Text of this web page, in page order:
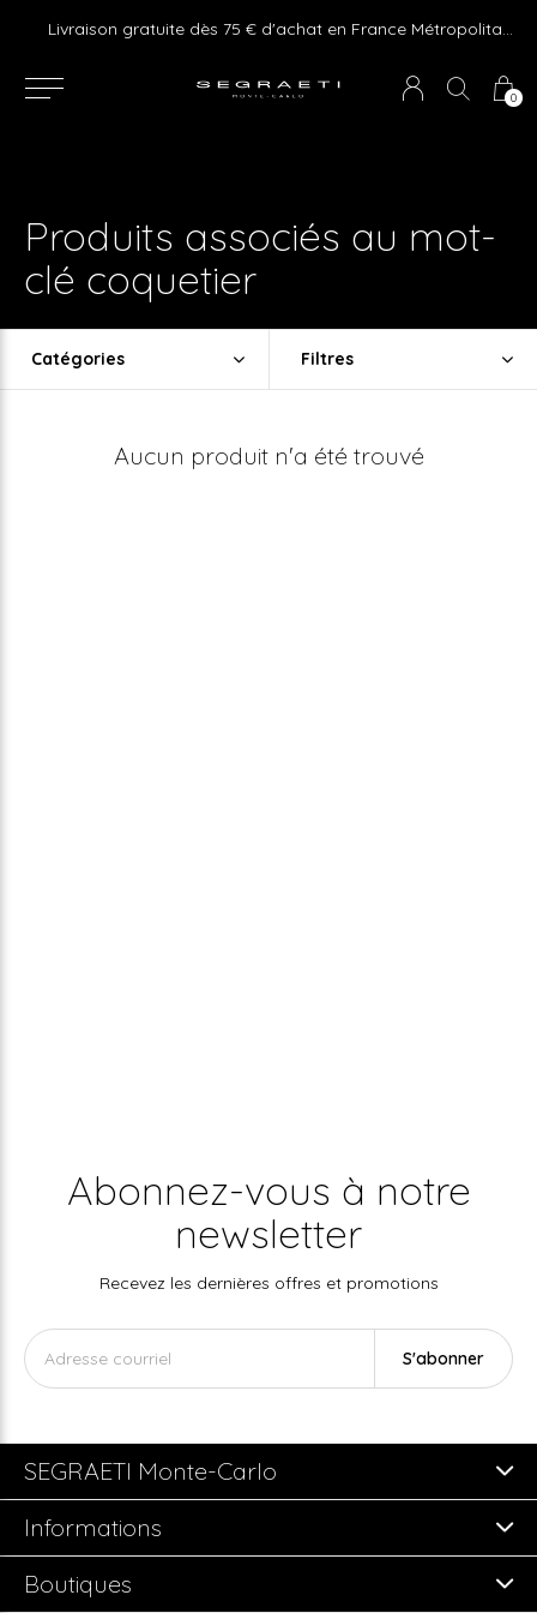
0
Livraison gratuite dès 75 € d'achat en France Métropolitaine et Monaco (hors mobilier)
Produits associés au mot-
clé coquetier
Catégories Filtres
Aucun produit n'a été trouvé
Abonnez-vous à notre
newsletter
Recevez les dernières offres et promotions
S'abonner
SEGRAETI Monte-Carlo
Informations
Boutiques